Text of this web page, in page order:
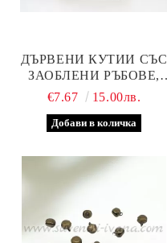
ДЪРВЕНИ КУТИИ СЪС
ЗАОБЛЕНИ РЪБОВЕ,
КОМПЛЕКТ 2 БРОЯ
€7.67 15.00лв.